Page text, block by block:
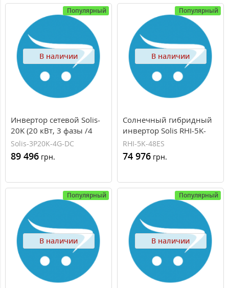
Популярный
В наличии
Инвертор сетевой Solis-
20K (20 кВт, 3 фазы /4
трекера)
Solis-3P20K-4G-DC
89 496 грн.
Популярный
В наличии
Солнечный гибридный
инвертор Solis RHI-5K-
48ES (5 кВт, 1 фаза / 2
трекера)
RHI-5K-48ES
74 976 грн.
Популярный
В наличии
Популярный
В наличии